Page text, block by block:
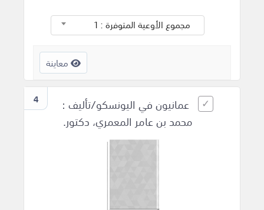
مجموع الأوعية المتوفرة : 1
معاينة
4
عمانيون في اليونسكو/تأليف :
محمد بن عامر المعمري، دكتور.